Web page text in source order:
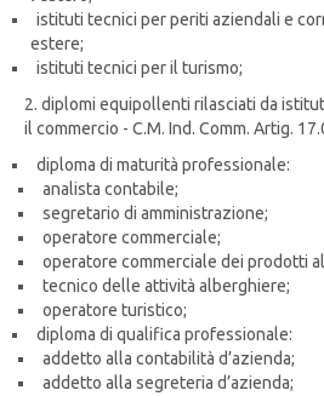
istituti tecnici per periti aziendali e
estere;
istituti tecnici per il turismo;
2. diplomi equipollenti rilasciati da
il commercio - C.M. Ind. Comm. Artig.
diploma di maturità professionale:
analista contabile;
segretario di amministrazione;
operatore commerciale;
operatore commerciale dei prodotti
tecnico delle attività alberghiere;
operatore turistico;
diploma di qualifica professionale:
addetto alla contabilità d’azienda;
addetto alla segreteria d’azienda;